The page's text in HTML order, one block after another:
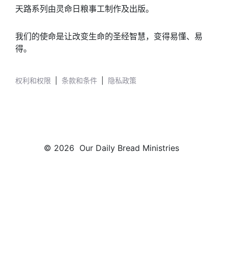
天路系列由灵命日粮事工制作及出版。
我们的使命是让改变生命的圣经智慧，变得易懂、易
得。
权利和权限 条款和条件 隐私政策
© 2026 Our Daily Bread Ministries